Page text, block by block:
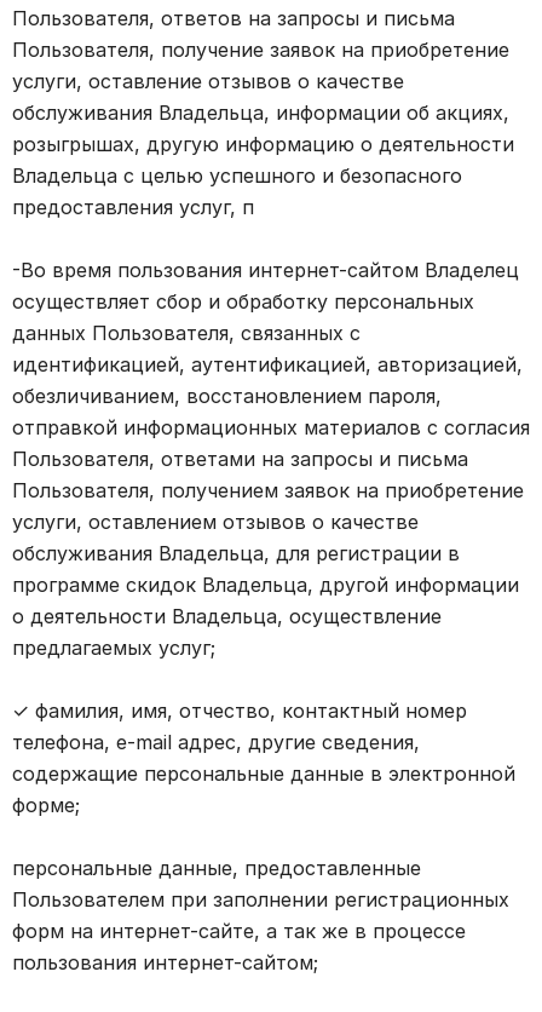
Пользователя, ответов на запросы и письма
Пользователя, получение заявок на приобретение
услуги, оставление отзывов о качестве
обслуживания Владельца, информации об акциях,
розыгрышах, другую информацию о деятельности
Владельца с целью успешного и безопасного
предоставления услуг, п
-Во время пользования интернет-сайтом Владелец
осуществляет сбор и обработку персональных
данных Пользователя, связанных с
идентификацией, аутентификацией, авторизацией,
обезличиванием, восстановлением пароля,
отправкой информационных материалов с согласия
Пользователя, ответами на запросы и письма
Пользователя, получением заявок на приобретение
услуги, оставлением отзывов о качестве
обслуживания Владельца, для регистрации в
программе скидок Владельца, другой информации
о деятельности Владельца, осуществление
предлагаемых услуг;
✓ фамилия, имя, отчество, контактный номер
телефона, e-mail адрес, другие сведения,
содержащие персональные данные в электронной
форме;
персональные данные, предоставленные
Пользователем при заполнении регистрационных
форм на интернет-сайте, а так же в процессе
пользования интернет-сайтом;